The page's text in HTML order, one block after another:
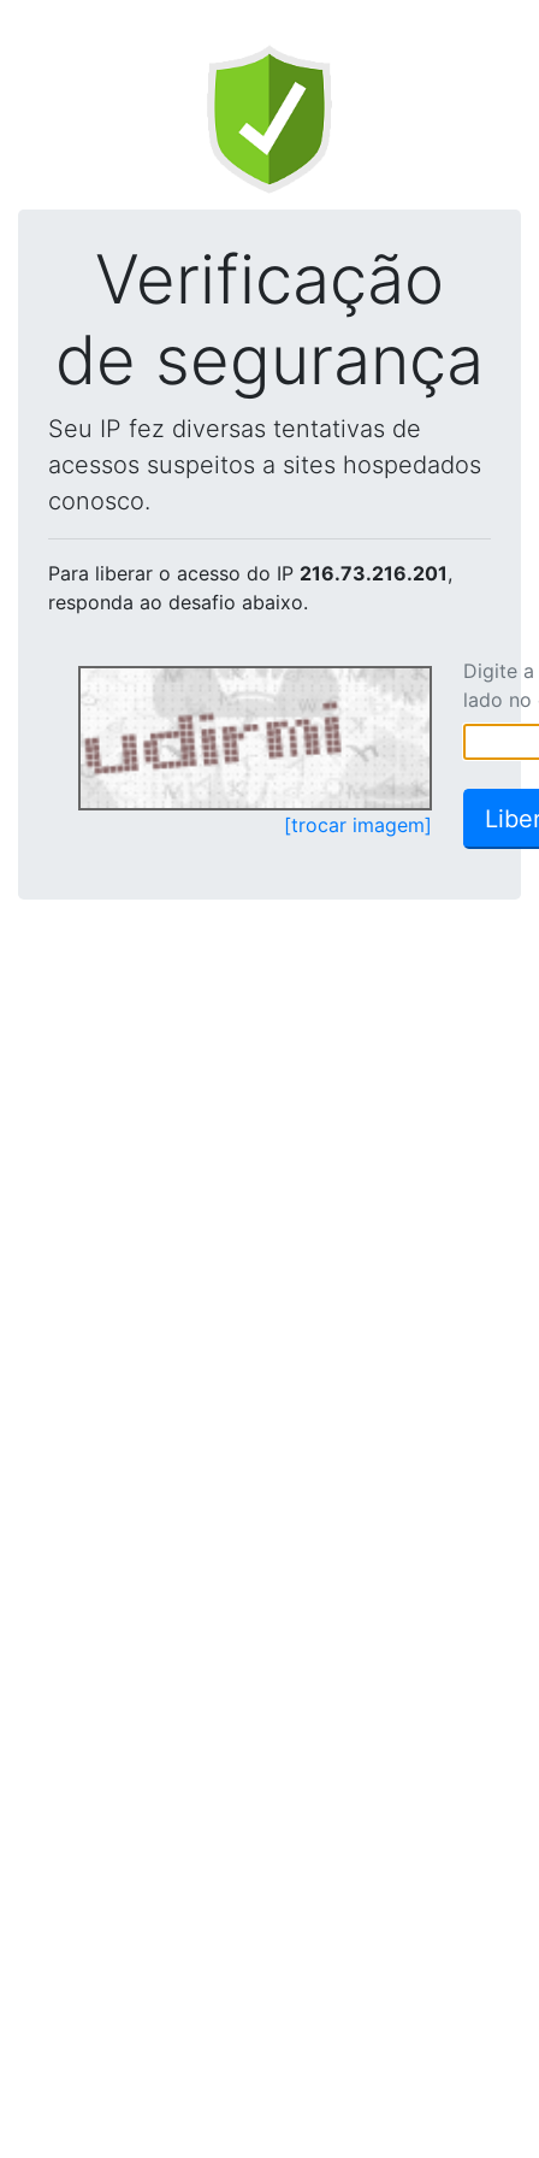
Verificação
de segurança
Seu IP fez diversas tentativas de
acessos suspeitos a sites hospedados
conosco.
Para liberar o acesso do IP 216.73.216.201,
responda ao desafio abaixo.
[trocar imagem]
Digite
lado no